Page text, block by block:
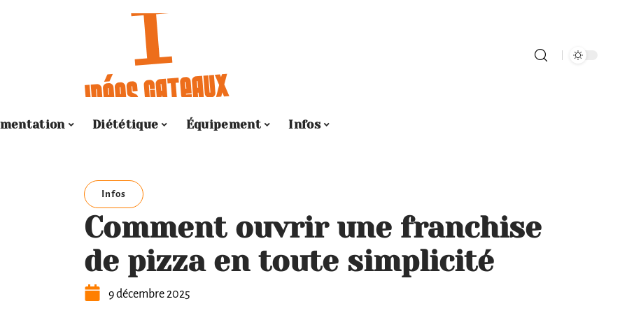
Diététique Équipement Infos
Infos
Comment ouvrir une franchise
de pizza en toute simplicité
9 décembre 2025